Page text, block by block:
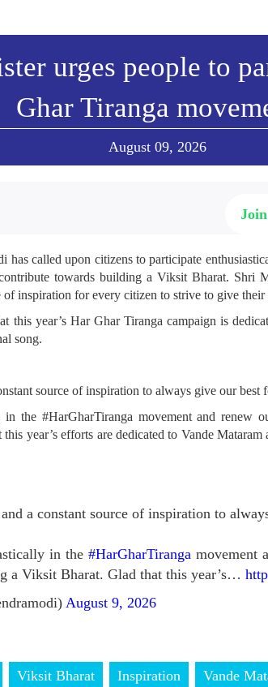
urges people to
Ghar Tiranga
August 09, 2026
has called upon citizens to participate
towards building a Viksit Bharat. Shri
of inspiration for every citizen to strive to give
this year’s Har Ghar Tiranga campaign is
song.
source of inspiration to always give our best
in the #HarGharTiranga movement and renew
year’s efforts are dedicated to Vande
a constant source of inspiration to
in the #HarGharTiranga movement
a Viksit Bharat. Glad that this year’s…
August 9, 2026
Viksit Bharat Inspiration Vande